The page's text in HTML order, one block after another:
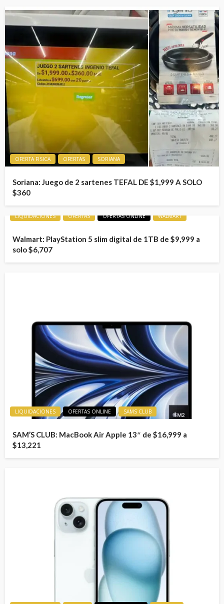
OFERTA FISICA OFERTAS SORIANA
Soriana: Juego de 2 sartenes TEFAL DE $1,999 A SOLO
$360
LIQUIDACIONES OFERTAS OFERTAS ONLINE WALMART
Walmart: PlayStation 5 slim digital de 1TB de $9,999 a
solo $6,707
LIQUIDACIONES OFERTAS ONLINE SAMS CLUB
SAM’S CLUB: MacBook Air Apple 13″ de $16,999 a
$13,221